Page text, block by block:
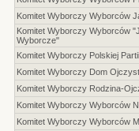
Komitet Wyborczy Wyborców
Komitet Wyborczy Wyborców
Wyborcze"
Komitet Wyborczy Polskiej
Komitet Wyborczy Dom
Komitet Wyborczy Rodzina-
Komitet Wyborczy Wyborców
Komitet Wyborczy Wyborców